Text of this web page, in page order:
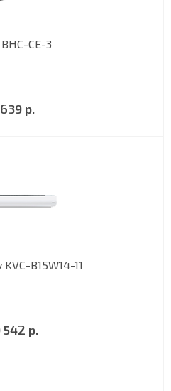
CE-3
р.
B15W14-11
542 р.